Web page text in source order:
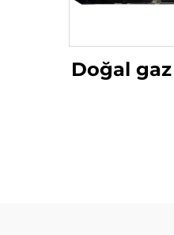
Doğal